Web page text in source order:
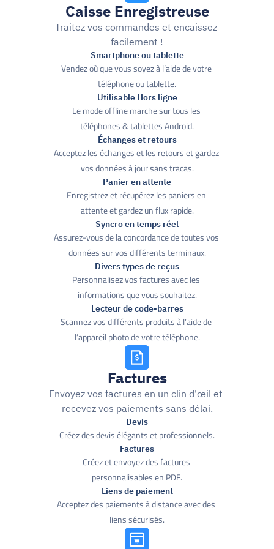
Caisse Enregistreuse
Traitez vos commandes et encaissez
facilement !
Smartphone ou tablette
Vendez où que vous soyez à l’aide de votre
téléphone ou tablette.
Utilisable Hors ligne
Le mode offline marche sur tous les
téléphones & tablettes Android.
Échanges et retours
Acceptez les échanges et les retours et gardez
vos données à jour sans tracas.
Panier en attente
Enregistrez et récupérez les paniers en
attente et gardez un flux rapide.
Syncro en temps réel
Assurez-vous de la concordance de toutes vos
données sur vos différents terminaux.
Divers types de reçus
Personnalisez vos factures avec les
informations que vous souhaitez.
Lecteur de code-barres
Scannez vos différents produits à l’aide de
l’appareil photo de votre téléphone.
Factures
Envoyez vos factures en un clin d'œil et
recevez vos paiements sans délai.
Devis
Créez des devis élégants et professionnels.
Factures
Créez et envoyez des factures
personnalisables en PDF.
Liens de paiement
Acceptez des paiements à distance avec des
liens sécurisés.